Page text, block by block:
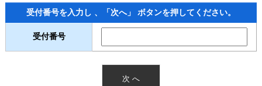
本サイトのご利用案内
受付番号を入力し 、「次へ」 ボタンを押してください。
受付番号